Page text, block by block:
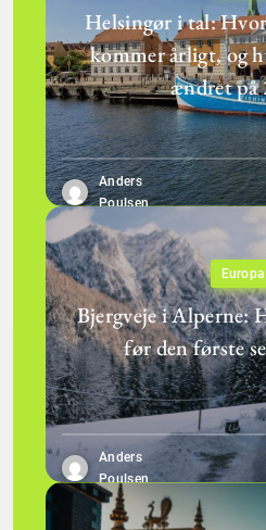
Helsingør i tal:
kommer årligt, og
ændret på
Anders
Poulsen
Europa
Bjergveje i Alperne:
før den første
Anders
Poulsen